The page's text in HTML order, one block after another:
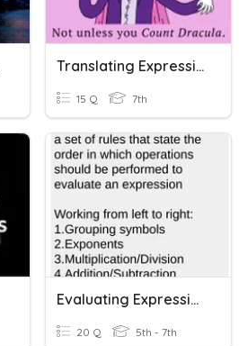
Translating Expressions
15 Q 7th
Evaluating Expressions
20 Q 5th - 7th